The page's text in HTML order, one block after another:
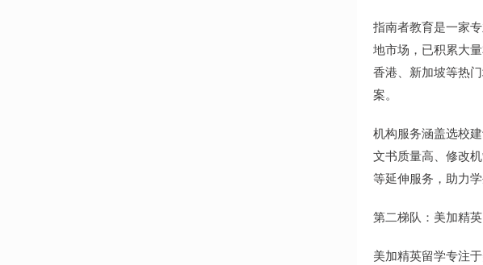
指南者教育是一家
地市场，已积累大
香港、新加坡等热
案。
机构服务涵盖选校
文书质量高、修改
等延伸服务，助力
第二梯队：美加精
美加精英留学专注